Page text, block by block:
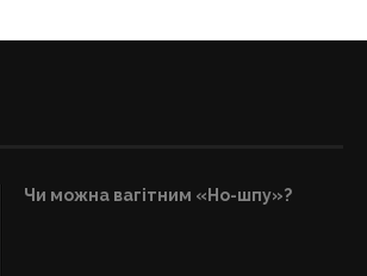
Чи можна вагітним «Но-шпу»?